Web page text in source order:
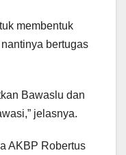
membentuk
bertugas
Bawaslu dan
jelasnya.
AKBP Robertus